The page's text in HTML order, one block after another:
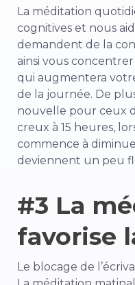
La méditation
cognitives et nous
demandent de la
ainsi vous
qui augmentera
de la journée. De
nouvelle pour ceux
creux à 15 heures,
commence à
deviennent un peu
#3 La
favorise
Le blocage de